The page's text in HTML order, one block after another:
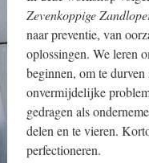
Zevenkoppige
naar preventie, van
oplossingen. We leren
beginnen, om te durven
onvermijdelijke
gedragen als
delen en te vieren.
perfectioneren.